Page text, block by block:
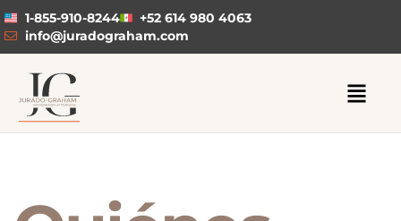
1-855-910-8244
+52 614 980 4063
info@juradograham.com